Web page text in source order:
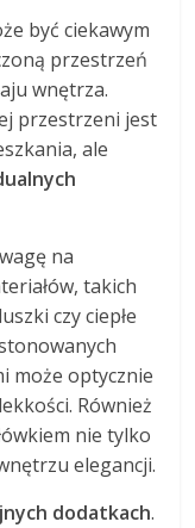
być ciekawym
przestrzeń
wnętrza.
przestrzeni jest
ale
na
takich
czy ciepłe
może optycznie
Również
nie tylko
elegancji.
dodatkach.